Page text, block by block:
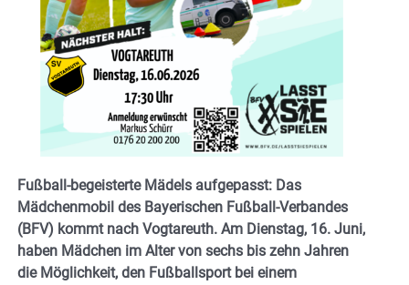
Fußball-begeisterte Mädels aufgepasst: Das
Mädchenmobil des Bayerischen Fußball-Verbandes
(BFV) kommt nach Vogtareuth. Am Dienstag, 16. Juni,
haben Mädchen im Alter von sechs bis zehn Jahren
die Möglichkeit, den Fußballsport bei einem